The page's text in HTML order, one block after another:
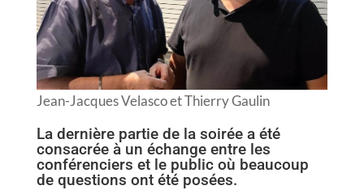
Jean-Jacques Velasco et Thierry Gaulin
La dernière partie de la soirée a été
consacrée à un échange entre les
conférenciers et le public où beaucoup
de questions ont été posées.